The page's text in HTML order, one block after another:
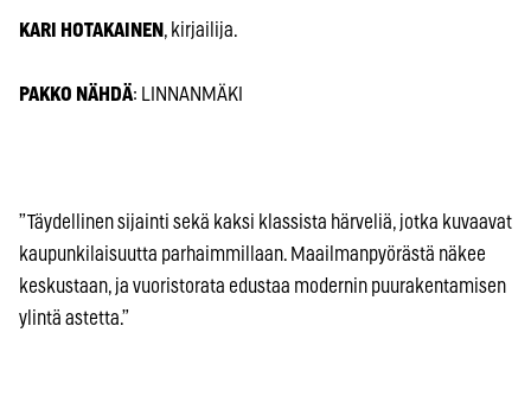
KARI HOTAKAINEN , kirjailija.
PAKKO NÄHDÄ: LINNANMÄKI
”Täydellinen sijainti sekä kaksi klassista härveliä, jotka kuvaavat
kaupunkilaisuutta parhaimmillaan. Maailmanpyörästä näkee
keskustaan, ja vuoristorata edustaa modernin puurakentamisen
ylintä astetta.”